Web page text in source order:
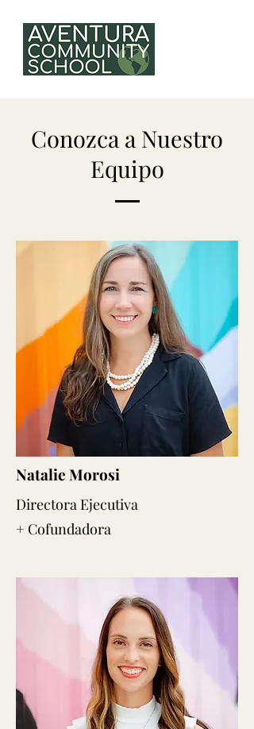
Conozca a Nuestro
Equipo
Natalie Morosi
Directora Ejecutiva
+ Cofundadora